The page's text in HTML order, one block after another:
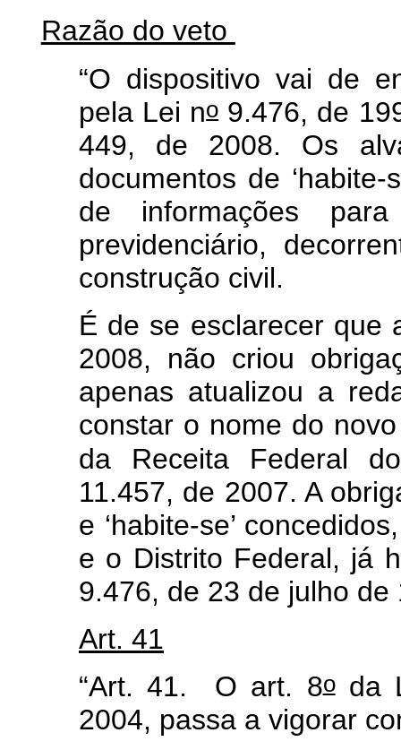
Razão do veto
“O dispositivo vai de
pela Lei no9.476, de
449, de 2008. Os
documentos de
de informações
previdenciário,
construção civil.
É de se esclarecer que
2008, não criou
apenas atualizou a
constar o nome do
da Receita Federal
11.457, de 2007. A
e ‘habite-se’
e o Distrito Federal, já
9.476, de 23 de julho de
Art. 41
“Art. 41. O art. 8oda
2004, passa a vigorar